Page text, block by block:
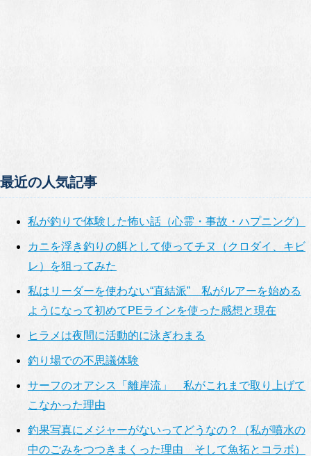
最近の人気記事
私が釣りで体験した怖い話（心霊・事故・ハプニング）
カニを浮き釣りの餌として使ってチヌ（クロダイ、キビ
レ）を狙ってみた
私はリーダーを使わない“直結派” 私がルアーを始める
ようになって初めてPEラインを使った感想と現在
ヒラメは夜間に活動的に泳ぎわまる
釣り場での不思議体験
サーフのオアシス「離岸流」 私がこれまで取り上げて
こなかった理由
釣果写真にメジャーがないってどうなの？（私が噴水の
中のごみをつつきまくった理由 そして魚拓とコラボ）